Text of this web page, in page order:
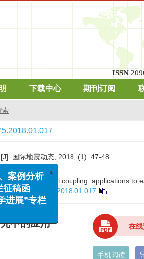
ISSN
下载中心 期刊订阅
索
国际地震动态, 2018, (1): 47-48.
mechanical coupling: applications to
j.issn.0253-4975.2018.01.017
中的应用 在
手机阅读
例分析
稿函
”专栏